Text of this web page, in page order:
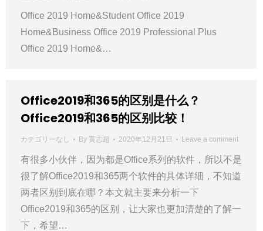
Office 2019 Home&Student Office 2019
Home&Business Office 2019 Professional Plus
Office 2019 Home&…
Office2019和365的区别是什么？
Office2019和365的区别比较！
カテゴリーなし By 黄志超 2020年12月21日 Leave a comment
有很多小伙伴，因为都是Office系列的软件，所以不是
很了解Office2019和365两个软件的具体详细，不知道
两者区别到底在哪？本文就主要来分析一下
Office2019和365的区别，让大家也更加清楚的了解一
下，希望…